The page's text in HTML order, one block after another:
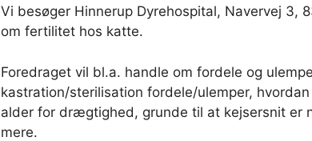
Vi besøger Hinnerup Dyrehospital, Navervej
om fertilitet hos katte.
Foredraget vil bl.a. handle om fordele og
kastration/sterilisation fordele/ulemper,
alder for drægtighed, grunde til at kejsersnit er
mere.